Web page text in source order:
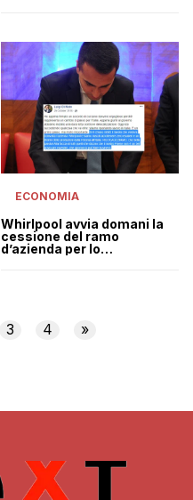
ECONOMIA
Whirlpool avvia domani la
cessione del ramo
d’azienda per lo
3 4 »